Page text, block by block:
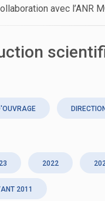
avec l’ANR
2022
2011